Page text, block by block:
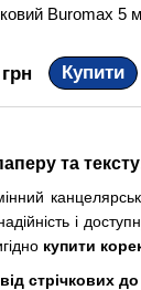
та
і
купити
стрічкових до
Buromax 5
Купити